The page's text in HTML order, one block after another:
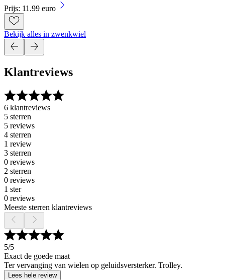
Prijs: 11.99 euro
Bekijk alles in zwenkwiel
Klantreviews
6 klantreviews
5 sterren
5 reviews
4 sterren
1 review
3 sterren
0 reviews
2 sterren
0 reviews
1 ster
0 reviews
Meeste sterren klantreviews
5/5
Exact de goede maat
Ter vervanging van wielen op geluidsversterker. Trolley.
Lees hele review